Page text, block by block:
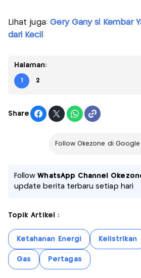
Lihat juga: Gery Gany si Kembar
dari Kecil
Halaman:
1 2
Share
Follow Okezone di Google
FollowWhatsApp Channel
update berita terbaru setiap hari
Topik Artikel :
Ketahanan Energi Kelistrikan
Gas Pertagas